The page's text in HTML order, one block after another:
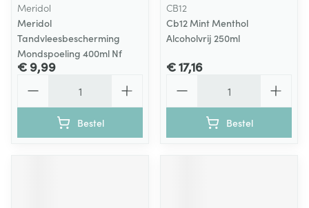
Meridol
Meridol
Tandvleesbescherming
Mondspoeling 400ml Nf
€ 9,99
Bestel
CB12
Cb12 Mint Menthol
Alcoholvrij 250ml
€ 17,16
Bestel